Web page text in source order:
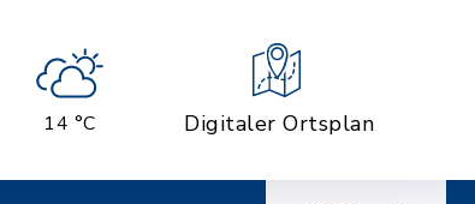
14 °C Digitaler Ortsplan